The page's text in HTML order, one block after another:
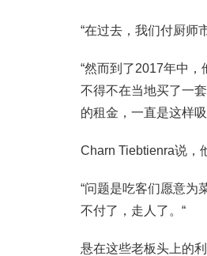
“在过去，我们付厨师
“然而到了2017年中
不得不在当地买了一
的租金，一直是这样
Charn Tiebtienra说，
“问题是吃客们愿意为
不付了，走人了。“
悬在这些老板头上的